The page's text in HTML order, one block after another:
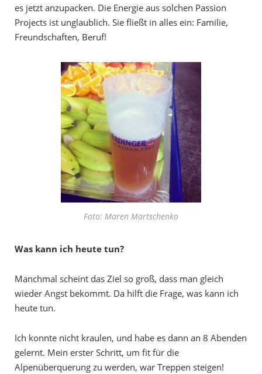
es jetzt anzupacken. Die Energie aus solchen Passion
Projects ist unglaublich. Sie fließt in alles ein: Familie,
Freundschaften, Beruf!
Foto: Maren Martschenko
Was kann ich heute tun?
Manchmal scheint das Ziel so groß, dass man gleich
wieder Angst bekommt. Da hilft die Frage, was kann ich
heute tun.
Ich konnte nicht kraulen, und habe es dann an 8 Abenden
gelernt. Mein erster Schritt, um fit für die
Alpenüberquerung zu werden, war Treppen steigen!